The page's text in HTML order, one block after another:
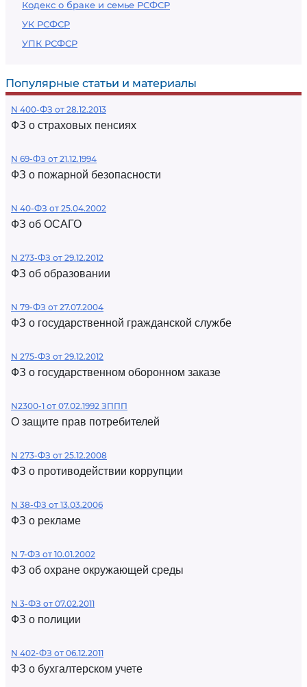
Кодекс о браке и семье РСФСР
УК РСФСР
УПК РСФСР
Популярные статьи и материалы
N 400-ФЗ от 28.12.2013
ФЗ о страховых пенсиях
N 69-ФЗ от 21.12.1994
ФЗ о пожарной безопасности
N 40-ФЗ от 25.04.2002
ФЗ об ОСАГО
N 273-ФЗ от 29.12.2012
ФЗ об образовании
N 79-ФЗ от 27.07.2004
ФЗ о государственной гражданской службе
N 275-ФЗ от 29.12.2012
ФЗ о государственном оборонном заказе
N2300-1 от 07.02.1992 ЗППП
О защите прав потребителей
N 273-ФЗ от 25.12.2008
ФЗ о противодействии коррупции
N 38-ФЗ от 13.03.2006
ФЗ о рекламе
N 7-ФЗ от 10.01.2002
ФЗ об охране окружающей среды
N 3-ФЗ от 07.02.2011
ФЗ о полиции
N 402-ФЗ от 06.12.2011
ФЗ о бухгалтерском учете